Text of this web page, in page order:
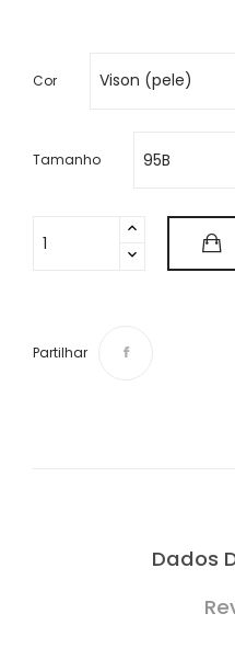
Cor
Tamanho
Partilhar
Dados